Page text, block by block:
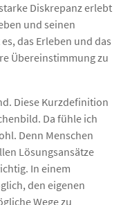
Diskrepanz erlebt
und seinen
das Erleben und das
Übereinstimmung zu
Diese Kurzdefinition
Da fühle ich
Denn Menschen
Lösungsansätze
In einem
den eigenen
Wege zu